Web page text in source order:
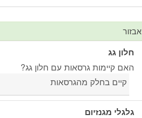
אבזור
חלון גג
האם קיימות גרסאות עם חלון גג?
קיים בחלק מהגרסאות
גלגלי מגנזיום